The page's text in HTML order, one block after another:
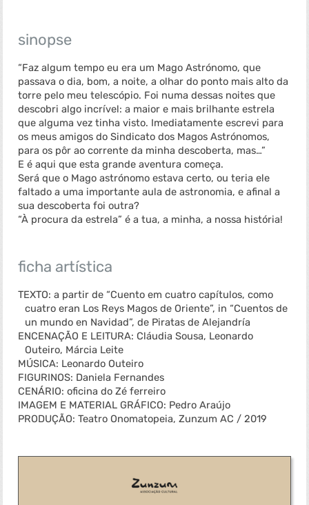
sinopse
“Faz algum tempo eu era um Mago Astrónomo, que
passava o dia, bom, a noite, a olhar do ponto mais alto da
torre pelo meu telescópio. Foi numa dessas noites que
descobri algo incrível: a maior e mais brilhante estrela
que alguma vez tinha visto. Imediatamente escrevi para
os meus amigos do Sindicato dos Magos Astrónomos,
para os pôr ao corrente da minha descoberta, mas…”
E é aqui que esta grande aventura começa.
Será que o Mago astrónomo estava certo, ou teria ele
faltado a uma importante aula de astronomia, e afinal a
sua descoberta foi outra?
“À procura da estrela” é a tua, a minha, a nossa história!
ficha artística
TEXTO: a partir de “Cuento em cuatro capítulos, como
cuatro eran Los Reys Magos de Oriente”, in “Cuentos de
un mundo en Navidad”, de Piratas de Alejandría
ENCENAÇÃO E LEITURA: Cláudia Sousa, Leonardo
Outeiro, Márcia Leite
MÚSICA: Leonardo Outeiro
FIGURINOS: Daniela Fernandes
CENÁRIO: oficina do Zé ferreiro
IMAGEM E MATERIAL GRÁFICO: Pedro Araújo
PRODUÇÃO: Teatro Onomatopeia, Zunzum AC / 2019